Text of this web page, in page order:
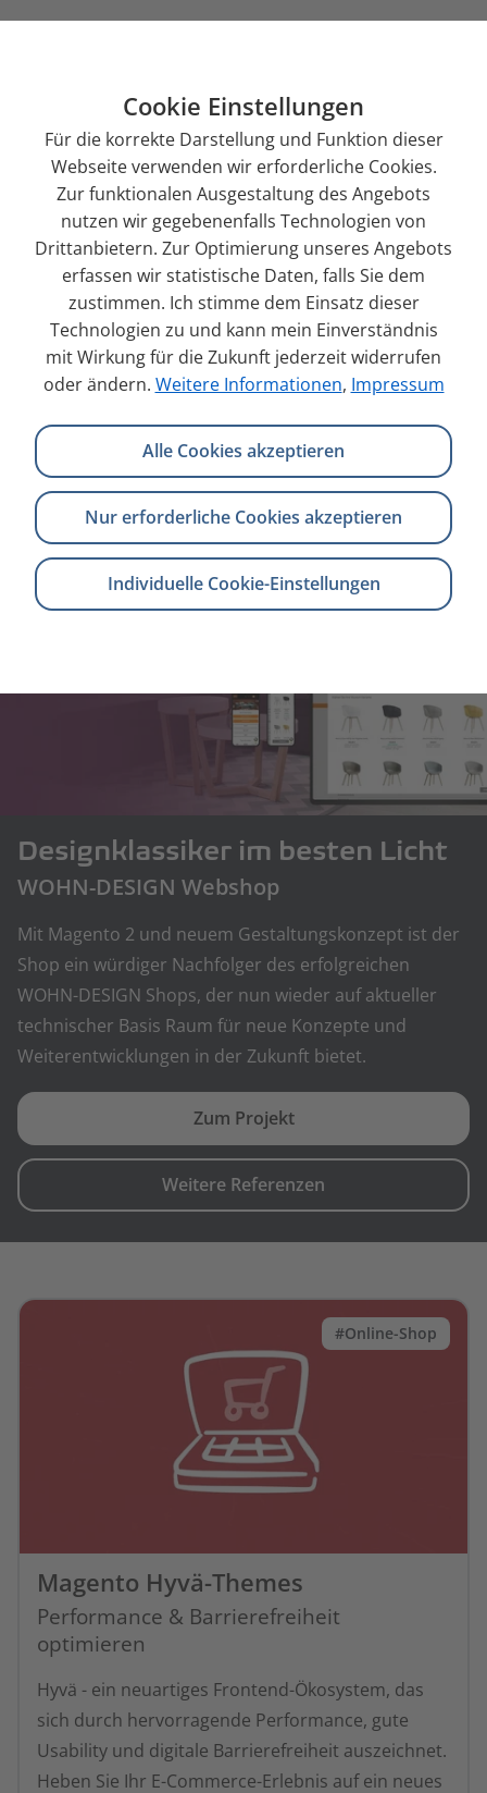
maßgeschneiderte Lösungen für Sie um.
Mehr Magento-Features
Designklassiker im besten Licht
WOHN-DESIGN Webshop
Mit Magento 2 und neuem Gestaltungskonzept ist der
Shop ein würdiger Nachfolger des erfolgreichen
WOHN-DESIGN Shops, der nun wieder auf aktueller
technischer Basis Raum für neue Konzepte und
Weiterentwicklungen in der Zukunft bietet.
Zum Projekt
Weitere Referenzen
#Online-Shop
Magento Hyvä-Themes
Performance & Barrierefreiheit
optimieren
Hyvä - ein neuartiges Frontend-Ökosystem, das
sich durch hervorragende Performance, gute
Usability und digitale Barrierefreiheit auszeichnet.
Heben Sie Ihr E-Commerce-Erlebnis auf ein neues
Cookie Einstellungen
Für die korrekte Darstellung und Funktion dieser
Webseite verwenden wir erforderliche Cookies.
Zur funktionalen Ausgestaltung des Angebots
nutzen wir gegebenenfalls Technologien von
Drittanbietern. Zur Optimierung unseres Angebots
erfassen wir statistische Daten, falls Sie dem
zustimmen. Ich stimme dem Einsatz dieser
Technologien zu und kann mein Einverständnis
mit Wirkung für die Zukunft jederzeit widerrufen
oder ändern. Weitere Informationen, Impressum
Alle Cookies akzeptieren
Nur erforderliche Cookies akzeptieren
Individuelle Cookie-Einstellungen